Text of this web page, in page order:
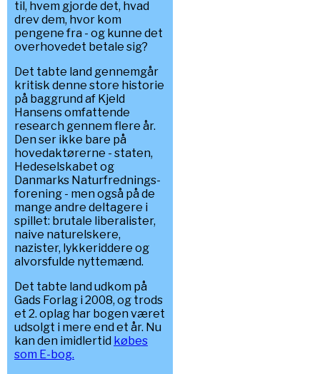
til, hvem gjorde det, hvad
drev dem, hvor kom
pengene fra - og kunne det
overhovedet betale sig?
Det tabte land gennemgår
kritisk denne store historie
på baggrund af Kjeld
Hansens omfattende
research gennem flere år.
Den ser ikke bare på
hovedaktørerne - staten,
Hedeselskabet og
Danmarks Naturfrednings-
forening - men også på de
mange andre deltagere i
spillet: brutale liberalister,
naive naturelskere,
nazister, lykkeriddere og
alvorsfulde nyttemænd.
Det tabte land udkom på
Gads Forlag i 2008, og trods
et 2. oplag har bogen været
udsolgt i mere end et år. Nu
kan den imidlertid købes
som E-bog.